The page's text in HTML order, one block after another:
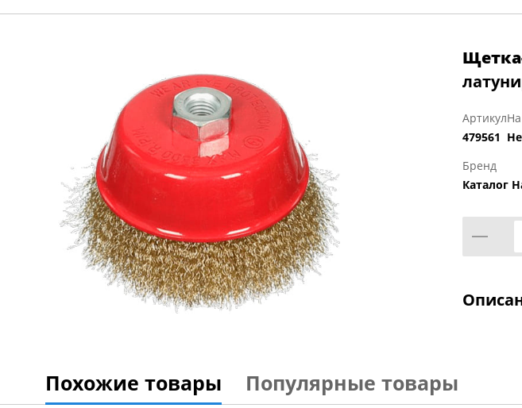
Артикул
479561
Бренд
Каталог
Похожие товары Популярные товары